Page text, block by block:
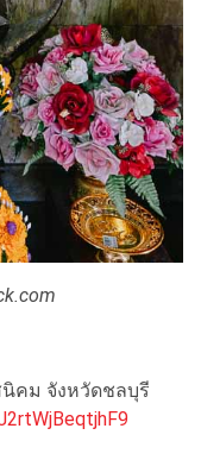
คม จังหวัดชลบุรี